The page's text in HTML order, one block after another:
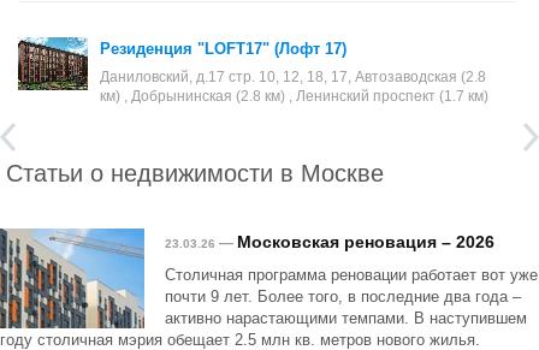
Резиденция "LOFT17" (Лофт 17)
Даниловский, д.17 стр. 10, 12, 18, 17, Автозаводская (2.8
км) , Добрынинская (2.8 км) , Ленинский проспект (1.7 км)
Статьи о недвижимости в Москве
23.03.26 — Московская реновация – 2026
Столичная программа реновации работает вот уже
почти 9 лет. Более того, в последние два года –
активно нарастающими темпами. В наступившем
году столичная мэрия обещает 2.5 млн кв. метров нового жилья.